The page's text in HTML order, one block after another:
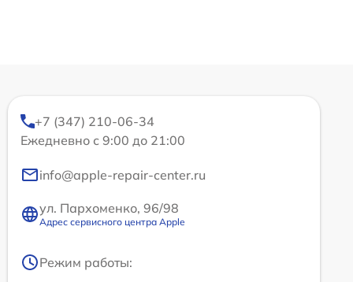
+7 (347) 210-06-34
Ежедневно с 9:00 до 21:00
info@apple-repair-center.ru
ул. Пархоменко, 96/98
Адрес сервисного центра Apple
Режим работы: